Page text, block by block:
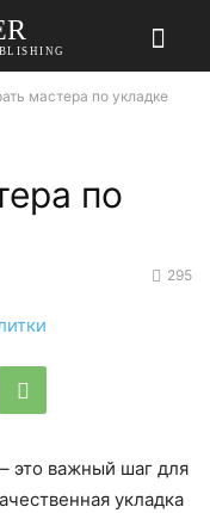
мастера по укладке
по
295
это важный шаг для
укладка